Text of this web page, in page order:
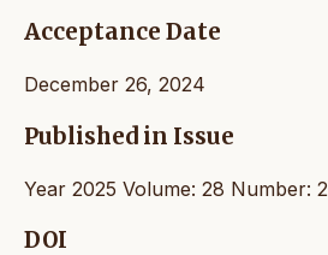
Acceptance Date
December 26, 2024
Published in Issue
Year 2025 Volume: 28 Number: 2
DOI